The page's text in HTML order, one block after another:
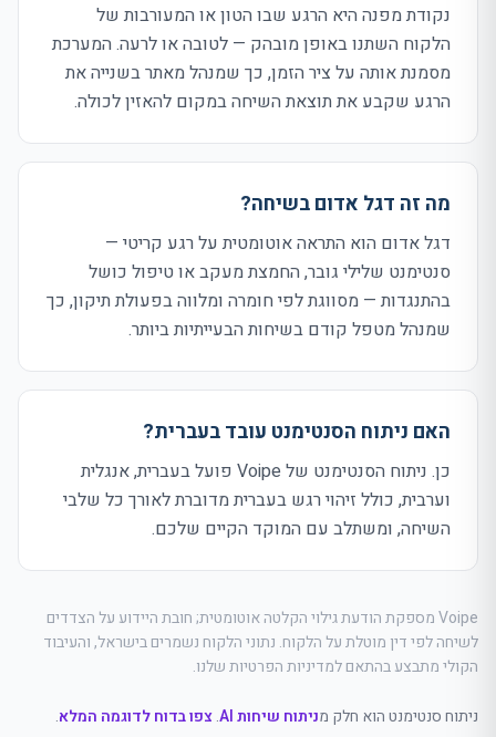
נקודת מפנה היא הרגע שבו הטון או המעורבות של
הלקוח השתנו באופן מובהק — לטובה או לרעה. המערכת
מסמנת אותה על ציר הזמן, כך שמנהל מאתר בשנייה את
הרגע שקבע את תוצאת השיחה במקום להאזין לכולה.
מה זה דגל אדום בשיחה?
דגל אדום הוא התראה אוטומטית על רגע קריטי —
סנטימנט שלילי גובר, החמצת מעקב או טיפול כושל
בהתנגדות — מסווגת לפי חומרה ומלווה בפעולת תיקון, כך
שמנהל מטפל קודם בשיחות הבעייתיות ביותר.
האם ניתוח הסנטימנט עובד בעברית?
כן. ניתוח הסנטימנט של Voipe פועל בעברית, אנגלית
וערבית, כולל זיהוי רגש בעברית מדוברת לאורך כל שלבי
השיחה, ומשתלב עם המוקד הקיים שלכם.
Voipe מספקת הודעת גילוי הקלטה אוטומטית; חובת היידוע על הצדדים
לשיחה לפי דין מוטלת על הלקוח. נתוני הלקוח נשמרים בישראל, והעיבוד
הקולי מתבצע בהתאם למדיניות הפרטיות שלנו.
ניתוח סנטימנט הוא חלק מניתוח שיחות AI .צפו בדוח לדוגמה המלא.